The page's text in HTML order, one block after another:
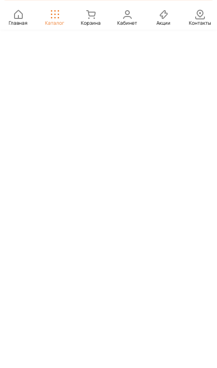
Главная Каталог Корзина Кабинет Акции Контакты